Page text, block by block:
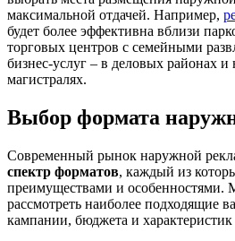
максимальной отдачей. Например,
будет более эффективна вблизи
торговых центров с семейными
бизнес-услуг – в деловых районах
магистралях.
Выбор формата
Современный рынок наружной
спектр форматов, каждый из
преимуществами и особенностями.
рассмотреть наиболее подходящие
кампании, бюджета и